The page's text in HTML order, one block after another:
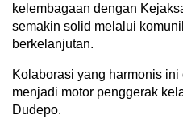
kelembagaan dengan
semakin solid melalui
berkelanjutan.
Kolaborasi yang harmonis
menjadi motor penggerak
Dudepo.